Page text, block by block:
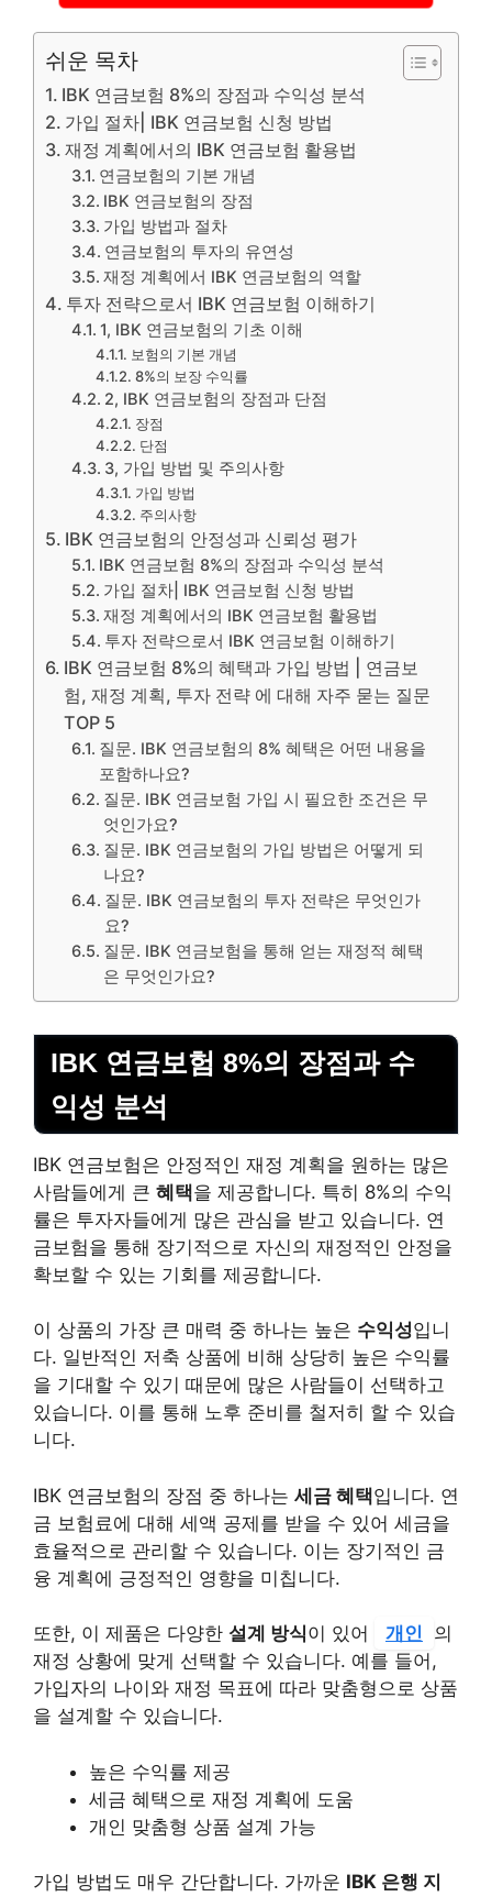
쉬운 목차
IBK 연금보험 8%의 장점과 수익성 분석
가입 절차| IBK 연금보험 신청 방법
재정 계획에서의 IBK 연금보험 활용법
연금보험의 기본 개념
IBK 연금보험의 장점
가입 방법과 절차
연금보험의 투자의 유연성
재정 계획에서 IBK 연금보험의 역할
투자 전략으로서 IBK 연금보험 이해하기
1, IBK 연금보험의 기초 이해
보험의 기본 개념
8%의 보장 수익률
2, IBK 연금보험의 장점과 단점
장점
단점
3, 가입 방법 및 주의사항
가입 방법
주의사항
IBK 연금보험의 안정성과 신뢰성 평가
IBK 연금보험 8%의 장점과 수익성 분석
가입 절차| IBK 연금보험 신청 방법
재정 계획에서의 IBK 연금보험 활용법
투자 전략으로서 IBK 연금보험 이해하기
IBK 연금보험 8%의 혜택과 가입 방법 | 연금보
험, 재정 계획, 투자 전략 에 대해 자주 묻는 질문
TOP 5
질문. IBK 연금보험의 8% 혜택은 어떤 내용을
포함하나요?
질문. IBK 연금보험 가입 시 필요한 조건은 무
엇인가요?
질문. IBK 연금보험의 가입 방법은 어떻게 되
나요?
질문. IBK 연금보험의 투자 전략은 무엇인가
요?
질문. IBK 연금보험을 통해 얻는 재정적 혜택
은 무엇인가요?
IBK 연금보험 8%의 장점과 수
익성 분석
IBK 연금보험은 안정적인 재정 계획을 원하는 많은
사람들에게 큰 혜택을 제공합니다. 특히 8%의 수익
률은 투자자들에게 많은 관심을 받고 있습니다. 연
금보험을 통해 장기적으로 자신의 재정적인 안정을
확보할 수 있는 기회를 제공합니다.
이 상품의 가장 큰 매력 중 하나는 높은 수익성입니
다. 일반적인 저축 상품에 비해 상당히 높은 수익률
을 기대할 수 있기 때문에 많은 사람들이 선택하고
있습니다. 이를 통해 노후 준비를 철저히 할 수 있습
니다.
IBK 연금보험의 장점 중 하나는 세금 혜택입니다. 연
금 보험료에 대해 세액 공제를 받을 수 있어 세금을
효율적으로 관리할 수 있습니다. 이는 장기적인 금
융 계획에 긍정적인 영향을 미칩니다.
또한, 이 제품은 다양한 설계 방식이 있어 개인
의
재정 상황에 맞게 선택할 수 있습니다. 예를 들어,
가입자의 나이와 재정 목표에 따라 맞춤형으로 상품
을 설계할 수 있습니다.
높은 수익률 제공
세금 혜택으로 재정 계획에 도움
개인 맞춤형 상품 설계 가능
가입 방법도 매우 간단합니다. 가까운 IBK 은행 지